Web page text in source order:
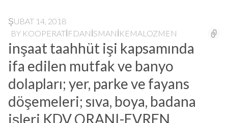
ŞUBAT 14, 2018
BY KOOPERATIFDANISMANIKEMALOZMEN
inşaat taahhüt işi kapsamında
ifa edilen mutfak ve banyo
dolapları; yer, parke ve fayans
döşemeleri; sıva, boya, badana
işleri KDV ORANI-EVREN